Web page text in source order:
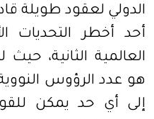
الدولي لعقود طويلة
أحد أخطر التحديات
العالمية الثانية،
هو عدد الرؤوس
إلى أي حد يمكن